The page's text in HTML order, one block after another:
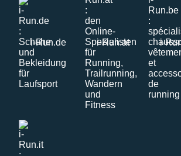
i-Run.de i-Run.at i-